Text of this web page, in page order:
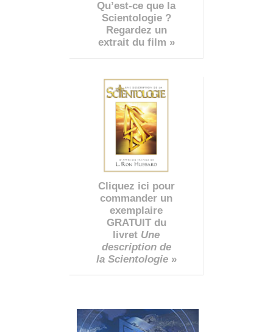
Qu’est-ce que la
Scientologie ?
Regardez un
extrait du film »
Cliquez ici pour
commander un
exemplaire
GRATUIT du
livret Une
description de
la Scientologie»